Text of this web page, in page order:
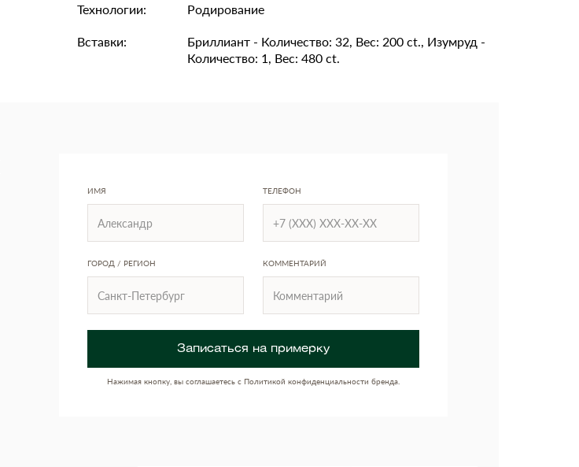
Технологии:
Родирование
Вставки:
Бриллиант - Количество: 32, Вес: 200 ct., Изумруд -
Количество: 1, Вес: 480 ct.
ИМЯ ТЕЛЕФОН
ГОРОД / РЕГИОН КОММЕНТАРИЙ
Записаться на примерку
Нажимая кнопку, вы соглашаетесь с Политикой конфиденциальности бренда.